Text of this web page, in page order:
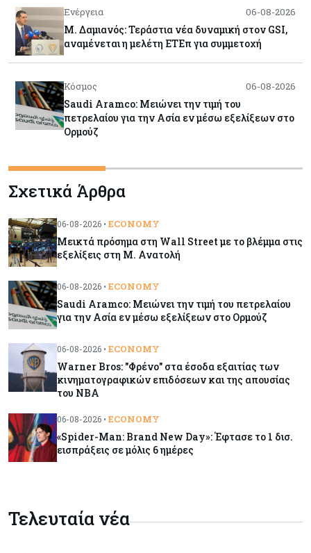
Ενέργεια 06-08-2026
Μ. Δαμιανός: Τεράστια νέα δυναμική στον GSI,
αναμένεται η μελέτη ΕΤΕπ για συμμετοχή
Κόσμος 06-08-2026
Saudi Aramco: Μειώνει την τιμή του
πετρελαίου για την Ασία εν μέσω εξελίξεων στο
Ορμούζ
Κύπρος 06-08-2026
Πιάνει δουλειά ο Κυπριακός Οργανισμός
Ανάπτυξης Επιχειρήσεων – Διορίστηκε το δ.σ.,
Κόσμος
κινηματογραφικών επιδόσεων και της
απουσίας του NBA
Commerzbank: Η Όρλοπ αλλάζει στάση
απέναντι στη UniCredit ενόψει κρίσιμων
διαπραγματεύσεων
Κόσμος
«Spider-Man: Brand New Day»: Έφτασε το 1
δισ. εισπράξεις σε μόλις 6 ημέρες
Eurostat: Ετήσια αύξηση 5% του όγκου λιανικού
εμπορίου στην Κύπρο τον Ιούνιο
Σχετικά Άρθρα
06-08-2026 • ECONOMY
Μεικτά πρόσημα στη Wall Street με το βλέμμα στις
εξελίξεις στη Μ. Ανατολή
06-08-2026 • ECONOMY
Saudi Aramco: Μειώνει την τιμή του πετρελαίου
για την Ασία εν μέσω εξελίξεων στο Ορμούζ
06-08-2026 • ECONOMY
Warner Bros: "Φρένο" στα έσοδα εξαιτίας των
κινηματογραφικών επιδόσεων και της απουσίας
του NBA
06-08-2026 • ECONOMY
«Spider-Man: Brand New Day»: Έφτασε το 1 δισ.
εισπράξεις σε μόλις 6 ημέρες
Τελευταία νέα